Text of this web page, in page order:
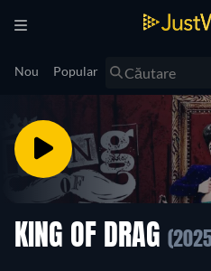
Nou Popular
KING OF DRAG